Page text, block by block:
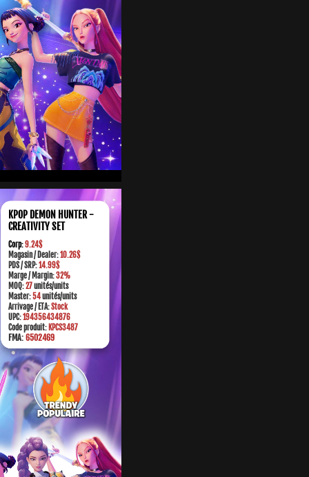
KPOP DEMON HUNTER -
CREATIVITY SET
Corp:9.24$
Magasin / Dealer:10.26$
PDS / SRP:14.99$
Marge/ Margin:32%
MOQ:27unités/units
Master:54unités/units
Arrivage / ETA:Stock
UPC:194356434876
Code produit: KPCS3487
FMA: 6502469